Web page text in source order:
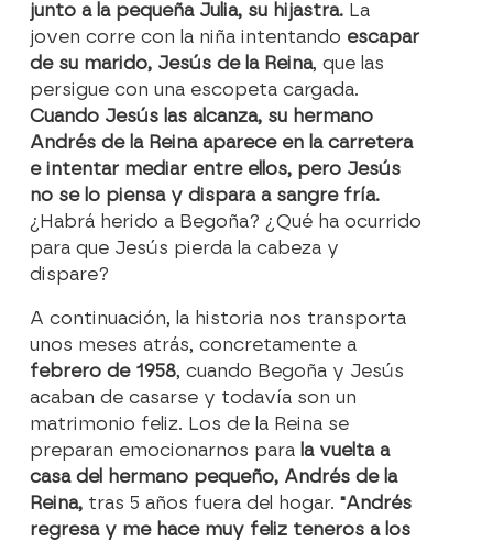
junto a la pequeña Julia, su hijastra. La
joven corre con la niña intentando escapar
de su marido, Jesús de la Reina, que las
persigue con una escopeta cargada.
Cuando Jesús las alcanza, su hermano
Andrés de la Reina aparece en la carretera
e intentar mediar entre ellos, pero Jesús
no se lo piensa y dispara a sangre fría.
¿Habrá herido a Begoña? ¿Qué ha ocurrido
para que Jesús pierda la cabeza y
dispare?
A continuación, la historia nos transporta
unos meses atrás, concretamente a
febrero de 1958, cuando Begoña y Jesús
acaban de casarse y todavía son un
matrimonio feliz. Los de la Reina se
preparan emocionarnos para la vuelta a
casa del hermano pequeño, Andrés de la
Reina, tras 5 años fuera del hogar."Andrés
regresa y me hace muy feliz teneros a los